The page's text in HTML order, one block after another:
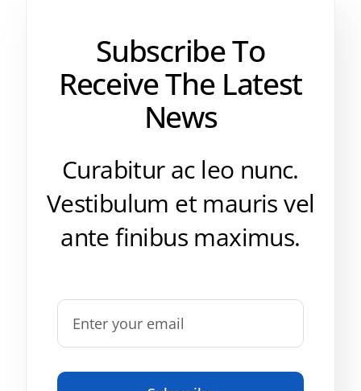
Subscribe To
Receive The Latest
News
Curabitur ac leo nunc.
Vestibulum et mauris vel
ante finibus maximus.